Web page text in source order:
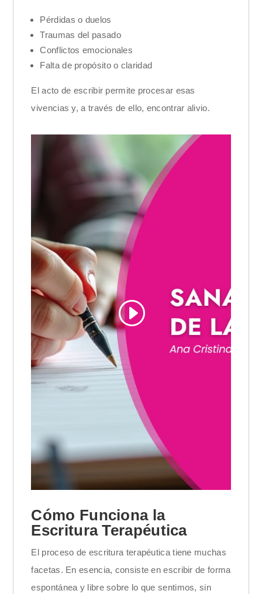
Pérdidas o duelos
Traumas del pasado
Conflictos emocionales
Falta de propósito o claridad
El acto de escribir permite procesar esas
vivencias y, a través de ello, encontrar alivio.
Cómo Funciona la
Escritura Terapéutica
El proceso de escritura terapéutica tiene muchas
facetas. En esencia, consiste en escribir de forma
espontánea y libre sobre lo que sentimos, sin